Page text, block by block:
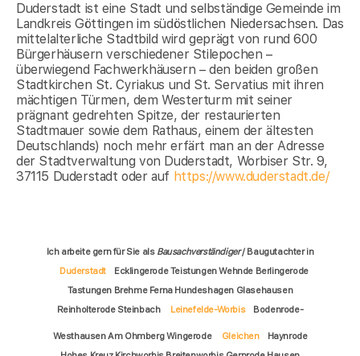
Duderstadt ist eine Stadt und selbständige Gemeinde im
Landkreis Göttingen im südöstlichen Niedersachsen. Das
mittelalterliche Stadtbild wird geprägt von rund 600
Bürgerhäusern verschiedener Stilepochen –
überwiegend Fachwerkhäusern – den beiden großen
Stadtkirchen St. Cyriakus und St. Servatius mit ihren
mächtigen Türmen, dem Westerturm mit seiner
prägnant gedrehten Spitze, der restaurierten
Stadtmauer sowie dem Rathaus, einem der ältesten
Deutschlands) noch mehr erfärt man an der Adresse
der Stadtverwaltung von Duderstadt, Worbiser Str. 9,
37115 Duderstadt oder auf https://www.duderstadt.de/
Ich arbeite gern für Sie als Bausachverständiger/ Baugutachter in
Duderstadt
Ecklingerode Teistungen Wehnde Berlingerode
Tastungen Brehme Ferna Hundeshagen Glasehausen
Reinholterode Steinbach
Leinefelde-Worbis Bodenrode-
Westhausen Am Ohmberg Wingerode Gleichen
Haynrode